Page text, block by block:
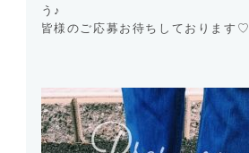
う♪
皆様のご応募お待ちしております♡